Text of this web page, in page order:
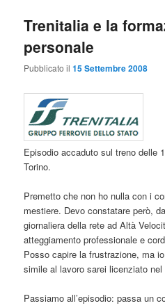
Trenitalia e la
personale
Pubblicato il15 Settembre 2008
Episodio accaduto sul treno delle
Torino.
Premetto che non ho nulla con i
mestiere. Devo constatare però,
giornaliera della rete ad Altà
atteggiamento professionale e
Posso capire la frustrazione, ma
simile al lavoro sarei licenziato nel
Passiamo all’episodio: passa un